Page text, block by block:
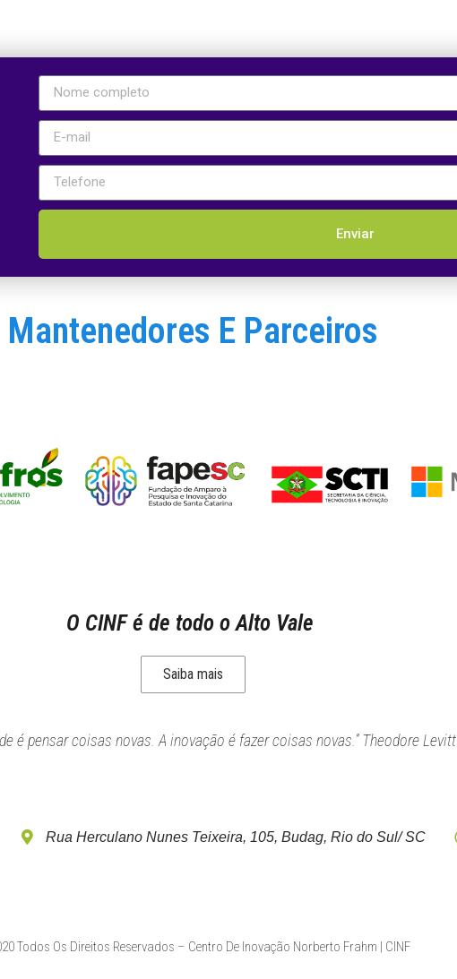
Enviar
Mantenedores E Parceiros
O CINF é de todo o Alto Vale
Saiba mais
é pensar coisas novas. A inovação é fazer coisas novas.” Theodore Levitt
Rua Herculano Nunes Teixeira, 105, Budag, Rio do Sul/ SC
Todos Os Direitos Reservados – Centro De Inovação Norberto Frahm | CINF